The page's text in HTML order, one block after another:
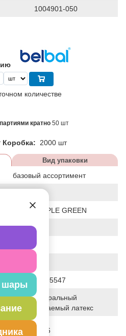
шары
1004901-050
количестве
кратно 50 шт
Коробка: 2000 шт
Вид упаковки
базовый ассортимент
B 008 / APPLE GREEN
14"
КРУГЛЫЙ
2905930095547
100% натуральный
биоразлагаемый латекс
02-08-2026